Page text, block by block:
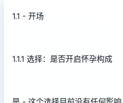
1.1 - 开场
1.1.1 选择：是否开启怀孕构成